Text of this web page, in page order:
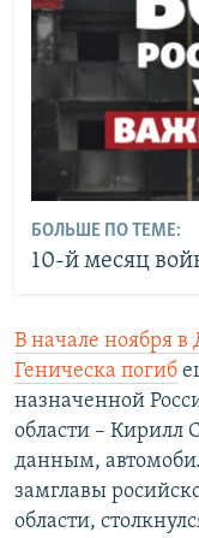
БОЛЬШЕ ПО ТЕМЕ:
10-й месяц
В начале ноября
Геническа погиб
назначенной
области – Кирилл
данным,
замглавы
области,